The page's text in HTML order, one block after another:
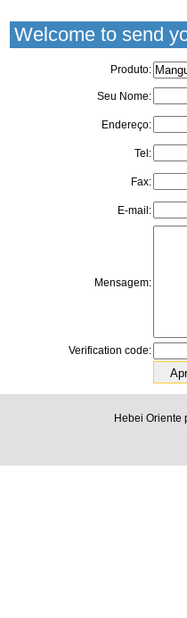
Welcome to send
Produto:
Seu Nome:
Endereço:
Tel:
Fax:
E-mail:
Mensagem:
Verification code:
Hebei